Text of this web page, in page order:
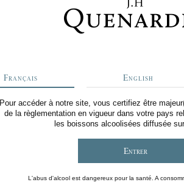
Français English
Pour accéder à notre site, vous certifiez être
de la règlementation en vigueur dans votre pays
les boissons alcoolisées diffusée
L'abus d'alcool est dangereux pour la santé. A